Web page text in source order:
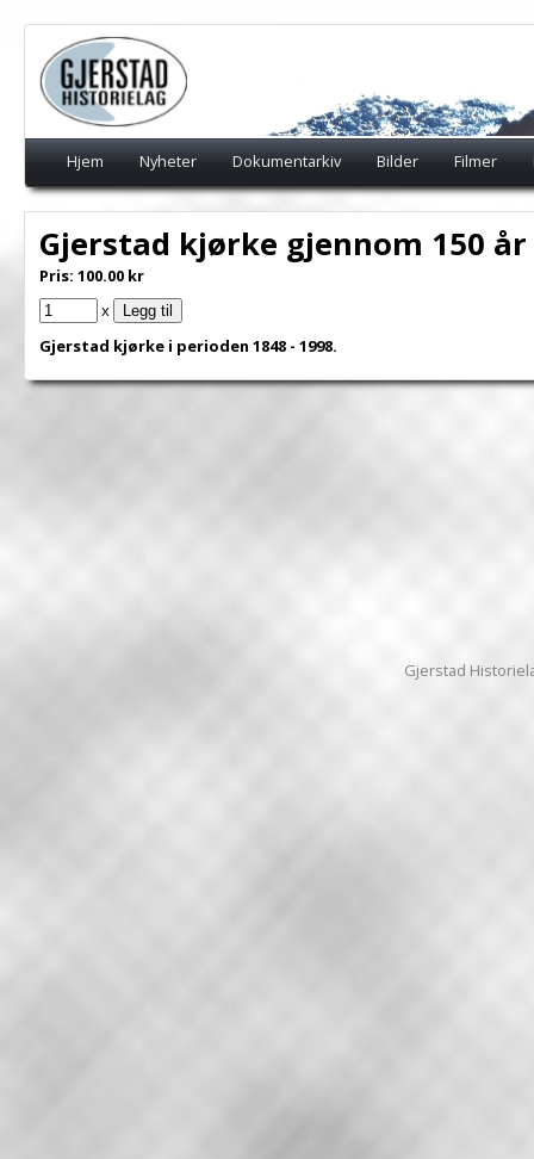
Hjem Nyheter Dokumentarkiv Bilder Filmer
Gjerstad kjørke gjennom 150 år
Pris: 100.00 kr
x
Gjerstad kjørke i perioden 1848 - 1998.
Gjerstad